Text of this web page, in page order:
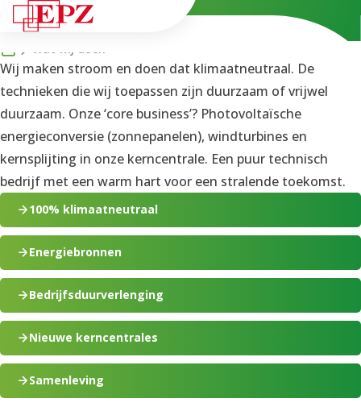
NL
Wij maken stroom en doen dat klimaatneutraal. De
technieken die wij toepassen zijn duurzaam of vrijwel
duurzaam. Onze ‘core business’? Photovoltaïsche
energieconversie (zonnepanelen), windturbines en
kernsplijting in onze kerncentrale. Een puur technisch
bedrijf met een warm hart voor een stralende toekomst.
100% klimaatneutraal
Energiebronnen
Bedrijfsduurverlenging
Nieuwe kerncentrales
Samenleving